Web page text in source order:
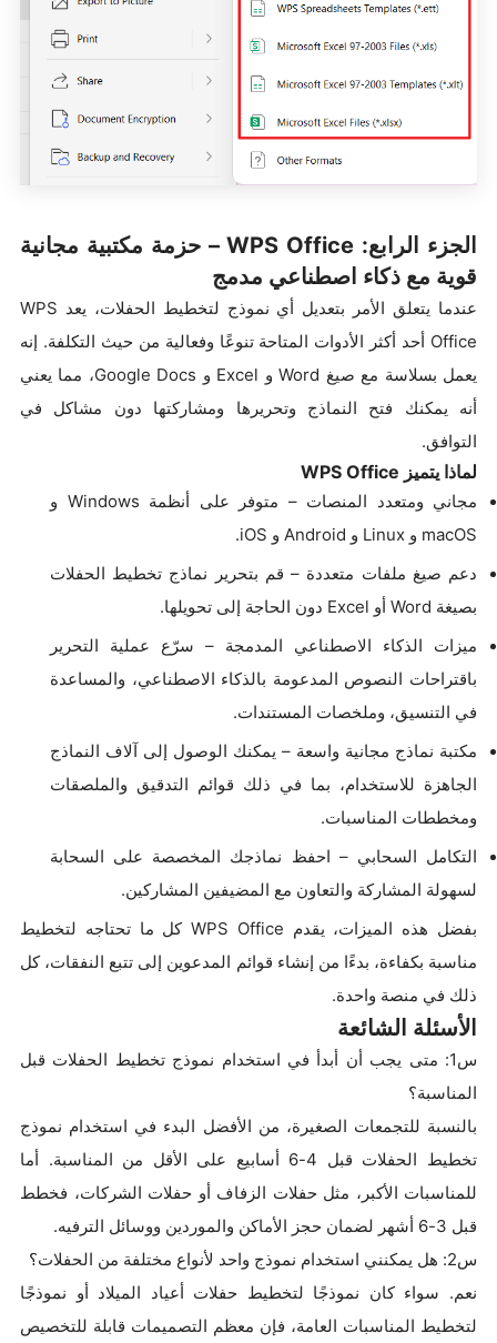
الجزء الرابع: WPS Office – حزمة مكتبية مجانية
قوية مع ذكاء اصطناعي مدمج
عندما يتعلق الأمر بتعديل أي نموذج لتخطيط الحفلات، يعد WPS
Office أحد أكثر الأدوات المتاحة تنوعًا وفعالية من حيث التكلفة. إنه
يعمل بسلاسة مع صيغ Word و Excel و Google Docs، مما يعني
أنه يمكنك فتح النماذج وتحريرها ومشاركتها دون مشاكل في
التوافق.
لماذا يتميز WPS Office
مجاني ومتعدد المنصات – متوفر على أنظمة Windows و
macOS و Linux و Android و iOS.
دعم صيغ ملفات متعددة – قم بتحرير نماذج تخطيط الحفلات
بصيغة Word أو Excel دون الحاجة إلى تحويلها.
ميزات الذكاء الاصطناعي المدمجة – سرّع عملية التحرير
باقتراحات النصوص المدعومة بالذكاء الاصطناعي، والمساعدة
في التنسيق، وملخصات المستندات.
مكتبة نماذج مجانية واسعة – يمكنك الوصول إلى آلاف النماذج
الجاهزة للاستخدام، بما في ذلك قوائم التدقيق والملصقات
ومخططات المناسبات.
التكامل السحابي – احفظ نماذجك المخصصة على السحابة
لسهولة المشاركة والتعاون مع المضيفين المشاركين.
بفضل هذه الميزات، يقدم WPS Office كل ما تحتاجه لتخطيط
مناسبة بكفاءة، بدءًا من إنشاء قوائم المدعوين إلى تتبع النفقات، كل
ذلك في منصة واحدة.
الأسئلة الشائعة
س1: متى يجب أن أبدأ في استخدام نموذج تخطيط الحفلات قبل
المناسبة؟
بالنسبة للتجمعات الصغيرة، من الأفضل البدء في استخدام نموذج
تخطيط الحفلات قبل 4-6 أسابيع على الأقل من المناسبة. أما
للمناسبات الأكبر، مثل حفلات الزفاف أو حفلات الشركات، فخطط
قبل 3-6 أشهر لضمان حجز الأماكن والموردين ووسائل الترفيه.
س2: هل يمكنني استخدام نموذج واحد لأنواع مختلفة من الحفلات؟
نعم. سواء كان نموذجًا لتخطيط حفلات أعياد الميلاد أو نموذجًا
لتخطيط المناسبات العامة، فإن معظم التصميمات قابلة للتخصيص